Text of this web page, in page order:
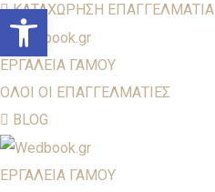
ΚΑΤΑΧΩΡΗΣΗ ΕΠΑΓΓΕΛΜΑΤΙΑ
ΕΡΓΑΛΕΙΑ ΓΑΜΟΥ
ΟΛΟΙ ΟΙ ΕΠΑΓΓΕΛΜΑΤΙΕΣ
BLOG
ΕΡΓΑΛΕΙΑ ΓΑΜΟΥ
Open toolbar